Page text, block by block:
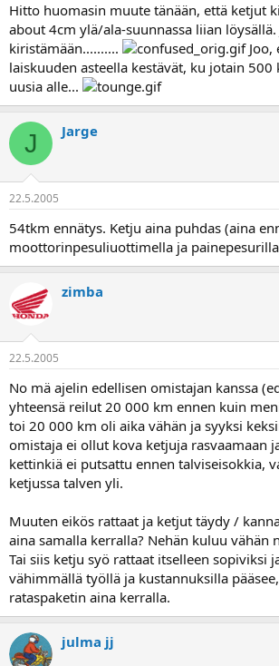
Hitto huomasin muute tänään, että ketjut
about 4cm ylä/ala-suunnassa liian löysällä.
kiristämään..........
Joo,
laiskuuden asteella kestävät, ku jotain 500
uusia alle...
J Jarge
22.5.2005
54tkm ennätys. Ketju aina puhdas (aina
moottorinpesuliuottimella ja
zimba
22.5.2005
No mä ajelin edellisen omistajan kanssa
yhteensä reilut 20 000 km ennen kuin
toi 20 000 km oli aika vähän ja syyksi
omistaja ei ollut kova ketjuja rasvaamaan
kettinkiä ei putsattu ennen talviseisokkia,
ketjussa talven yli.
Muuten eikös rattaat ja ketjut täydy /
aina samalla kerralla? Nehän kuluu vähän
Tai siis ketju syö rattaat itselleen sopiviksi
vähimmällä työllä ja kustannuksilla
rataspaketin aina kerralla.
julma jj